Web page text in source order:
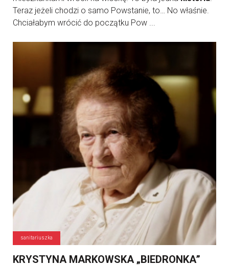
Teraz jeżeli chodzi o samo Powstanie, to… No właśnie.
Chciałabym wrócić do początku Pow ...
sanitariuszka
KRYSTYNA MARKOWSKA „BIEDRONKA”